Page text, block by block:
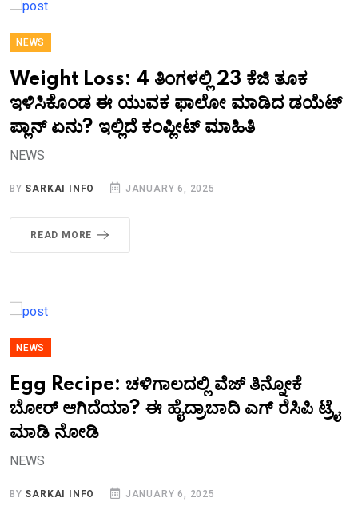
NEWS
Weight Loss: 4 ತಿಂಗಳಲ್ಲಿ 23 ಕೆಜಿ ತೂಕ
ಇಳಿಸಿಕೊಂಡ ಈ ಯುವಕ ಫಾಲೋ ಮಾಡಿದ ಡಯೆಟ್‌
ಪ್ಲಾನ್ ಏನು? ಇಲ್ಲಿದೆ ಕಂಪ್ಲೀಟ್ ಮಾಹಿತಿ
NEWS
BY SARKAI INFO JANUARY 6, 2025
READ MORE
NEWS
Egg Recipe: ಚಳಿಗಾಲದಲ್ಲಿ ವೆಜ್ ತಿನ್ನೋಕೆ
ಬೋರ್ ಆಗಿದೆಯಾ? ಈ ಹೈದ್ರಾಬಾದಿ ಎಗ್ ರೆಸಿಪಿ ಟ್ರೈ
ಮಾಡಿ ನೋಡಿ
NEWS
BY SARKAI INFO JANUARY 6, 2025